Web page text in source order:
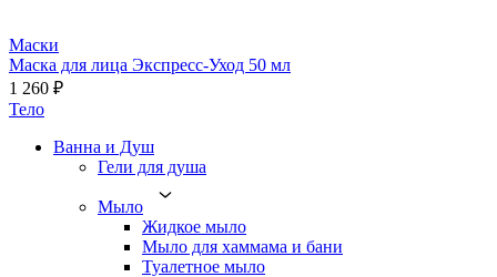
Маски
Маска для лица Экспресс-Уход 50 мл
1 260 ₽
Тело
Ванна и Душ
Гели для душа
Мыло
Жидкое мыло
Мыло для хаммама и бани
Туалетное мыло